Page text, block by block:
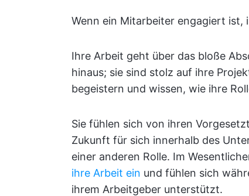
Wenn ein Mitarbeiter engagiert ist,
Ihre Arbeit geht über das bloße
hinaus; sie sind stolz auf ihre
begeistern und wissen, wie ihre
Sie fühlen sich von ihren
Zukunft für sich innerhalb des
einer anderen Rolle. Im
ihre Arbeit ein und fühlen sich
ihrem Arbeitgeber unterstützt.